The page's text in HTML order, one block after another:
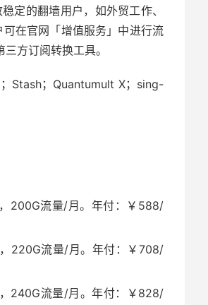
定的翻墙用户，如外贸工作、
在官网「增值服务」中进行流
方订阅转换工具。
Stash；Quantumult X；sing-
200G流量/月。年付：￥588/
220G流量/月。年付：￥708/
240G流量/月。年付：￥828/